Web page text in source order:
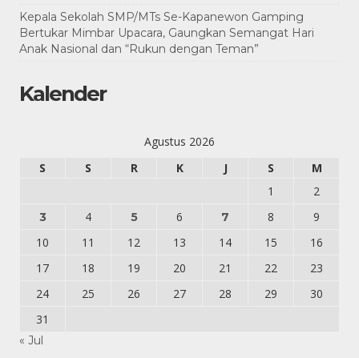
Kepala Sekolah SMP/MTs Se-Kapanewon Gamping
Bertukar Mimbar Upacara, Gaungkan Semangat Hari
Anak Nasional dan “Rukun dengan Teman”
Kalender
Agustus 2026
S
S R K J S
M
1
2
3 4 5 6 7 8
9
10
11 12 13 14 15
16
17
18 19 20 21 22
23
24
25 26 27 28 29
30
31
« Jul